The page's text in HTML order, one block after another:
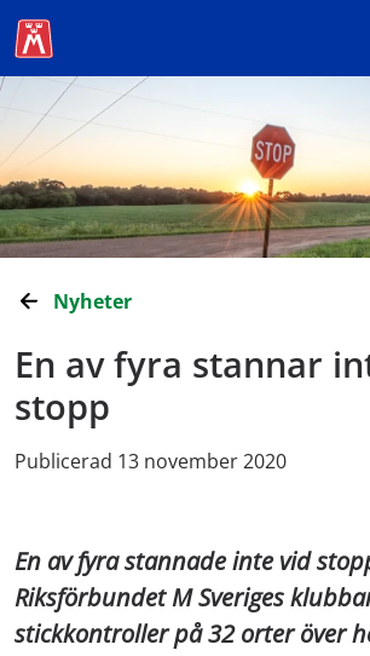
Nyheter
En av fyra stannar
stopp
Publicerad 13 november 2020
En av fyra stannade inte vid
Riksförbundet M Sveriges
stickkontroller på 32 orter över